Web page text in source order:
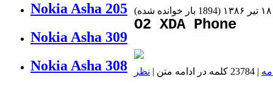
Nokia Asha 205
Nokia Asha 309
Nokia Asha 308
(1894 بار خوانده شده )
O2 XDA Phone
| 23784 کلمه در ادامه متن | نظر